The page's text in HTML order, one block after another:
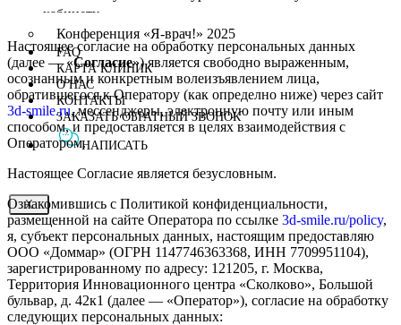
кабинету
Конференция «Я-врач!» 2025
FAQ
КАРТА КЛИНИК
О НАС
КОНТАКТЫ
ЗАКАЗАТЬ ОБРАТНЫЙ ЗВОНОК
НАПИСАТЬ
X
Настоящее согласие на обработку персональных данных
(далее — «Согласие») является свободно выраженным,
осознанным и конкретным волеизъявлением лица,
обратившегося к Оператору (как определно ниже) через сайт
3d-smile.ru, мессенджеры, электронную почту или иным
способом, и предоставляется в целях взаимодействия с
Оператором.
Настоящее Согласие является безусловным.
Ознакомившись с Политикой конфиденциальности,
размещенной на сайте Оператора по ссылке 3d-smile.ru/policy,
я, субъект персональных данных, настоящим предоставляю
ООО «Доммар» (ОГРН 1147746363368, ИНН 7709951104),
зарегистрированному по адресу: 121205, г. Москва,
Территория Инновационного центра «Сколково», Большой
бульвар, д. 42к1 (далее — «Оператор»), согласие на обработку
следующих персональных данных: